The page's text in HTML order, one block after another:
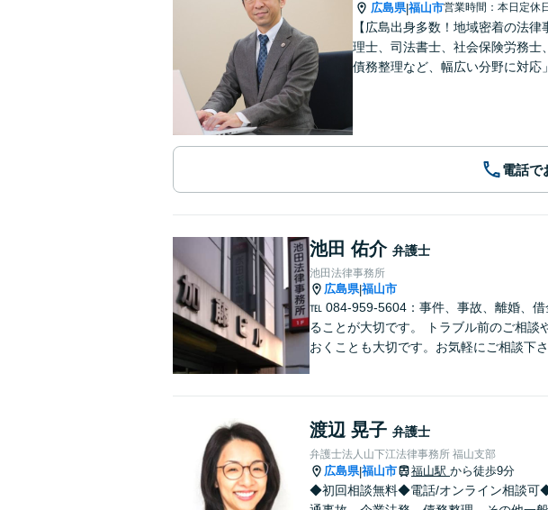
広島県|福山市営業時間：本日定休日
【広島出身多数！地域密着の法
理士、司法書士、社会保険労務士
債務整理など、幅広い分野に対応」
電話で
池田 佑介 弁護士
池田法律事務所
広島県|福山市
℡ 084-959-5604：事件、事故、離婚、借
ることが大切です。 トラブル前のご相談
おくことも大切です。お気軽にご相談下さ
渡辺 晃子 弁護士
弁護士法人山下江法律事務所 福山支部
広島県|福山市 福山駅 から徒歩9分
◆初回相談無料◆電話/オンライン相談可